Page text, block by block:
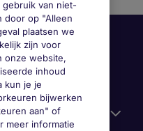
van niet-
door op "Alleen
plaatsen we
zijn voor
onze website,
inhoud
kun je je
bijwerken
aan" of
meer informatie